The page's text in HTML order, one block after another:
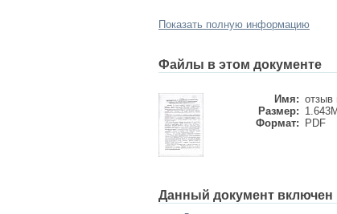
Показать полную информацию
Файлы в этом документе
Имя: отзыв
Размер:
Формат:
PDF
Данный документ